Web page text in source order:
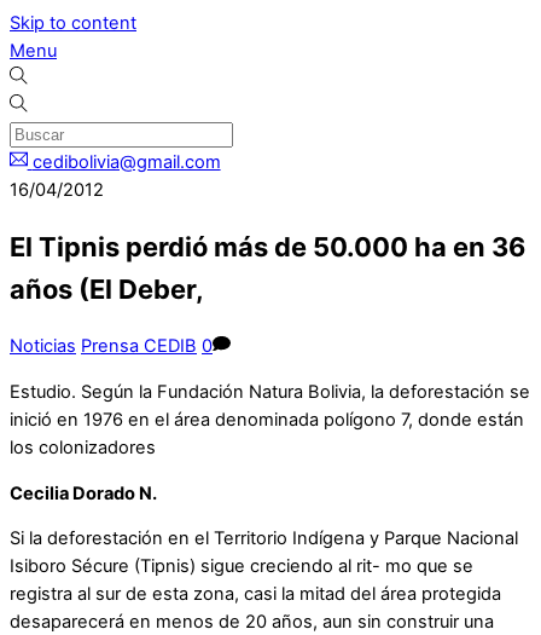
Skip to content
Menu
cedibolivia@gmail.com
16/04/2012
El Tipnis perdió más de 50.000 ha en 36
años (El Deber,
Noticias Prensa CEDIB 0
Estudio. Según la Fundación Natura Bolivia, la deforestación se
inició en 1976 en el área denominada polígono 7, donde están
los colonizadores
Cecilia Dorado N.
Si la deforestación en el Territorio Indígena y Parque Nacional
Isiboro Sécure (Tipnis) sigue creciendo al rit- mo que se
registra al sur de esta zona, casi la mitad del área protegida
desaparecerá en menos de 20 años, aun sin construir una